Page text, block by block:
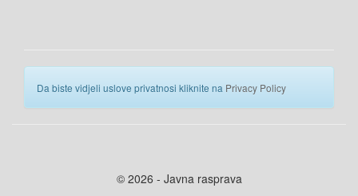
Da biste vidjeli uslove privatnosi kliknite na Privacy Policy
© 2026 - Javna rasprava